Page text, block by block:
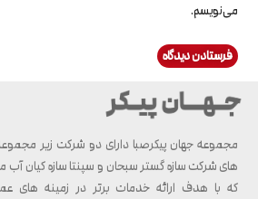
می‌نویسم.
مجموعه جهان پیکرصبا دارای دو شرکت زیر
های شرکت سازه گستر سبحان و سپنتا سازه کیان آب
که با هدف ارائه خدمات برتر در زمینه های